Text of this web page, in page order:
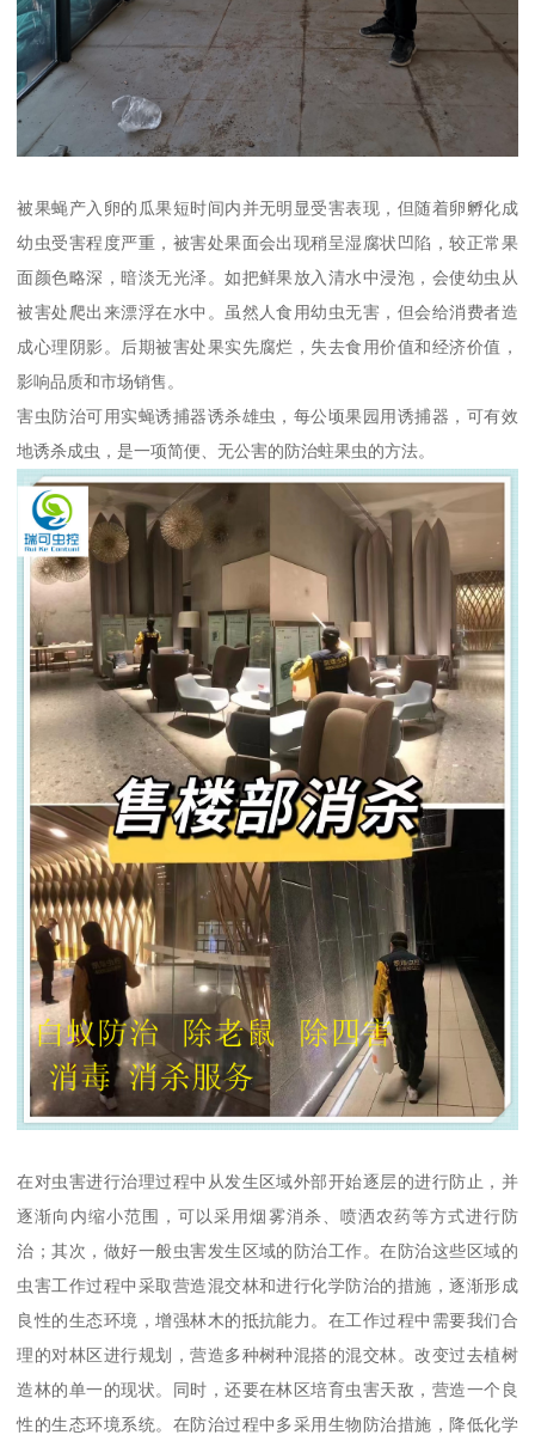
被果蝇产入卵的瓜果短时间内并无明显受害表现，但随着卵孵化成
幼虫受害程度严重，被害处果面会出现稍呈湿腐状凹陷，较正常果
面颜色略深，暗淡无光泽。如把鲜果放入清水中浸泡，会使幼虫从
被害处爬出来漂浮在水中。虽然人食用幼虫无害，但会给消费者造
成心理阴影。后期被害处果实先腐烂，失去食用价值和经济价值，
影响品质和市场销售。
害虫防治可用实蝇诱捕器诱杀雄虫，每公顷果园用诱捕器，可有效
地诱杀成虫，是一项简便、无公害的防治蛀果虫的方法。
在对虫害进行治理过程中从发生区域外部开始逐层的进行防止，并
逐渐向内缩小范围，可以采用烟雾消杀、喷洒农药等方式进行防
治；其次，做好一般虫害发生区域的防治工作。在防治这些区域的
虫害工作过程中采取营造混交林和进行化学防治的措施，逐渐形成
良性的生态环境，增强林木的抵抗能力。在工作过程中需要我们合
理的对林区进行规划，营造多种树种混搭的混交林。改变过去植树
造林的单一的现状。同时，还要在林区培育虫害天敌，营造一个良
性的生态环境系统。在防治过程中多采用生物防治措施，降低化学